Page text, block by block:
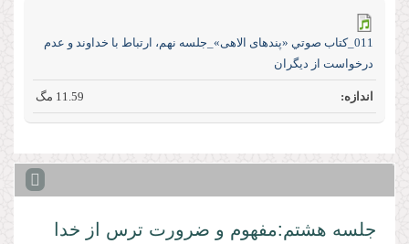
011_كتاب صوتي «پند‌های الاهی»_جلسه نهم، ارتباط با خداوند و عدم
درخواست از دیگران
11.59 مگ
جلسه هشتم:مفهوم و ضرورت ترس از خدا